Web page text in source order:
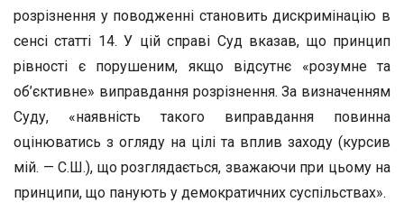
розрізнення у поводженні становить дискримінацію в
сенсі статті 14. У цій справі Суд вказав, що принцип
рівності є порушеним, якщо відсутнє «розумне та
об’єктивне» виправдання розрізнення. За визначенням
Суду, «наявність такого виправдання повинна
оцінюватись з огляду на цілі та вплив заходу (курсив
мій. — С.Ш.), що розглядається, зважаючи при цьому на
принципи, що панують у демократичних суспільствах».